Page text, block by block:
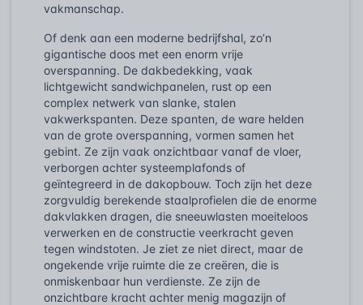
vakmanschap.
Of denk aan een moderne bedrijfshal, zo’n
gigantische doos met een enorm vrije
overspanning. De dakbedekking, vaak
lichtgewicht sandwichpanelen, rust op een
complex netwerk van slanke, stalen
vakwerkspanten. Deze spanten, de ware helden
van de grote overspanning, vormen samen het
gebint. Ze zijn vaak onzichtbaar vanaf de vloer,
verborgen achter systeemplafonds of
geïntegreerd in de dakopbouw. Toch zijn het deze
zorgvuldig berekende staalprofielen die de enorme
dakvlakken dragen, die sneeuwlasten moeiteloos
verwerken en de constructie veerkracht geven
tegen windstoten. Je ziet ze niet direct, maar de
ongekende vrije ruimte die ze creëren, die is
onmiskenbaar hun verdienste. Ze zijn de
onzichtbare kracht achter menig magazijn of